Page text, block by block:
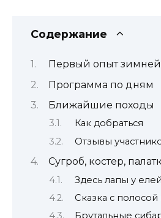
Содержание
Первый опыт
Программа по дням
Ближайшие походы
Как добраться
Отзывы
Сугроб, костер,
Здесь лапы у
Сказка с
Брутальные